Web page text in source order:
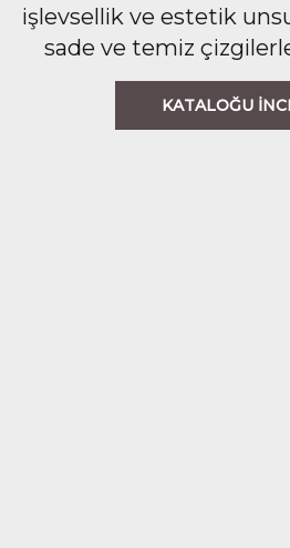
işlevsellik ve estetik
sade ve temiz
KATALOĞU